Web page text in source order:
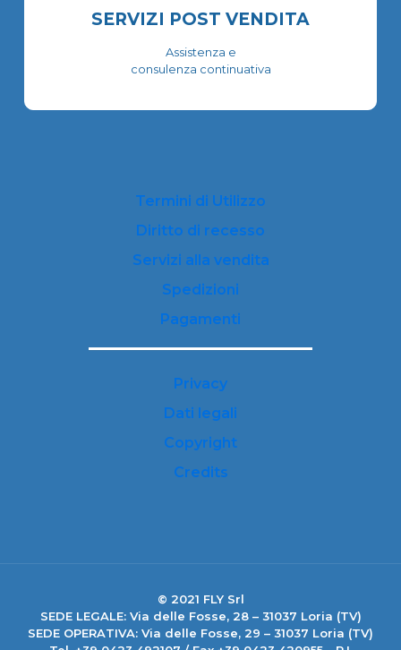
SERVIZI POST VENDITA
Assistenza e
consulenza continuativa
Termini di Utilizzo
Diritto di recesso
Servizi alla vendita
Spedizioni
Pagamenti
Privacy
Dati legali
Copyright
Credits
© 2021 FLY Srl
SEDE LEGALE: Via delle Fosse, 28 – 31037 Loria (TV)
SEDE OPERATIVA: Via delle Fosse, 29 – 31037 Loria (TV)